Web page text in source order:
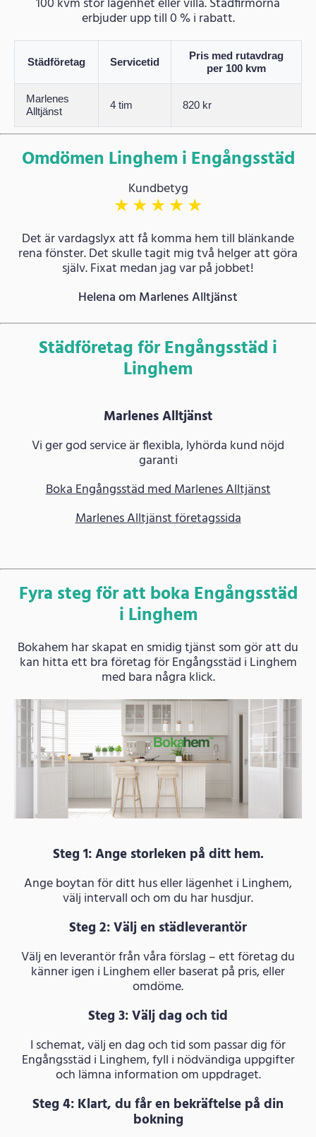
erbjuder upp till 0 % i rabatt.
Städföretag Servicetid
Pris med rutavdrag
per 100 kvm
Marlenes
Alltjänst
4 tim 820 kr
Omdömen Linghem i Engångsstäd
Kundbetyg
★★★★★
Det är vardagslyx att få komma hem till blänkande
rena fönster. Det skulle tagit mig två helger att göra
själv. Fixat medan jag var på jobbet!
Helena om Marlenes Alltjänst
Städföretag för Engångsstäd i
Linghem
Marlenes Alltjänst
Vi ger god service är flexibla, lyhörda kund nöjd
garanti
Boka Engångsstäd med Marlenes Alltjänst
Marlenes Alltjänst företagssida
Fyra steg för att boka Engångsstäd
i Linghem
Bokahem har skapat en smidig tjänst som gör att du
kan hitta ett bra företag för Engångsstäd i Linghem
med bara några klick.
Steg 1: Ange storleken på ditt hem.
Ange boytan för ditt hus eller lägenhet i Linghem,
välj intervall och om du har husdjur.
Steg 2: Välj en städleverantör
Välj en leverantör från våra förslag – ett företag du
känner igen i Linghem eller baserat på pris, eller
omdöme.
Steg 3: Välj dag och tid
I schemat, välj en dag och tid som passar dig för
Engångsstäd i Linghem, fyll i nödvändiga uppgifter
och lämna information om uppdraget.
Steg 4: Klart, du får en bekräftelse på din
bokning